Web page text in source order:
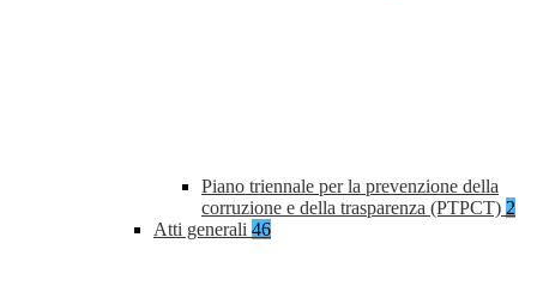
Piano triennale per la prevenzione della
corruzione e della trasparenza (PTPCT) 2
Atti generali 46